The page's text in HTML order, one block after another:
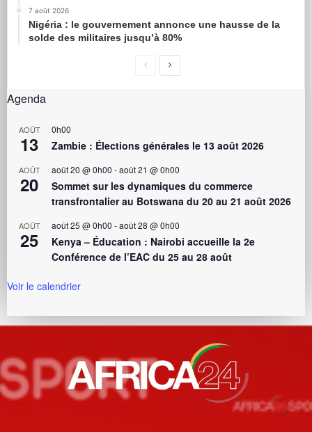
7 août 2026
Nigéria : le gouvernement annonce une hausse de la
solde des militaires jusqu’à 80%
Agenda
AOÛT
13
0h00
Zambie : Élections générales le 13 août 2026
AOÛT
20
août 20 @ 0h00 -août 21 @ 0h00
Sommet sur les dynamiques du commerce
transfrontalier au Botswana du 20 au 21 août 2026
AOÛT
25
août 25 @ 0h00 -août 28 @ 0h00
Kenya – Éducation : Nairobi accueille la 2e
Conférence de l’EAC du 25 au 28 août
Voir le calendrier